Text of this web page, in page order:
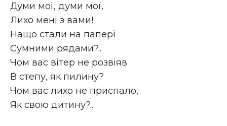
Думи мої, думи мої,
Лихо мені з вами!
Нащо стали на папері
Сумними рядами?..
Чом вас вітер не розвіяв
В степу, як пилину?
Чом вас лихо не приспало,
Як свою дитину?..